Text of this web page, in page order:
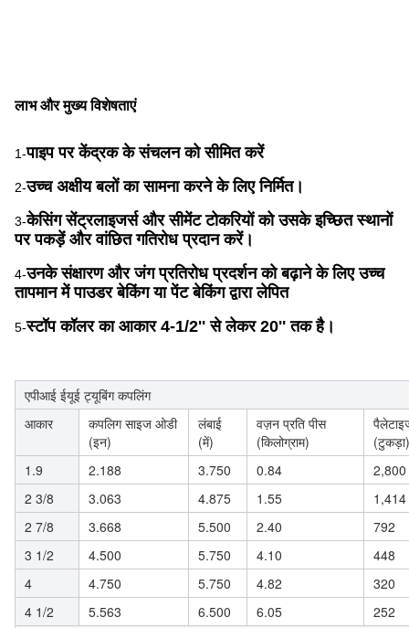
लाभ और मुख्य विशेषताएं
1-पाइप पर केंद्रक के संचलन को सीमित करें
2-उच्च अक्षीय बलों का सामना करने के लिए निर्मित।
3-केसिंग सेंट्रलाइजर्स और सीमेंट टोकरियों को उसके इच्छित स्थानों
पर पकड़ें और वांछित गतिरोध प्रदान करें।
4-उनके संक्षारण और जंग प्रतिरोध प्रदर्शन को बढ़ाने के लिए उच्च
तापमान में पाउडर बेकिंग या पेंट बेकिंग द्वारा लेपित
5-स्टॉप कॉलर का आकार 4-1/2'' से लेकर 20'' तक है।
एपीआई ईयूई ट्यूबिंग कपलिंग
आकार
कपलिग साइज ओडी
(इन)
लंबाई
(में)
वज़न प्रति पीस
(किलोग्राम)
(टुकड़ा)
1.9
2.188 3.750 0.84
2,800
2 3/8
3.063 4.875 1.55
1,414
2 7/8
3.668 5.500 2.40
792
3 1/2
4.500 5.750 4.10
448
4
4.750 5.750 4.82
320
4 1/2
5.563 6.500 6.05 252